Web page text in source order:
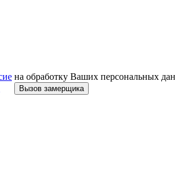
на обработку Ваших персональных
Вызов замерщика